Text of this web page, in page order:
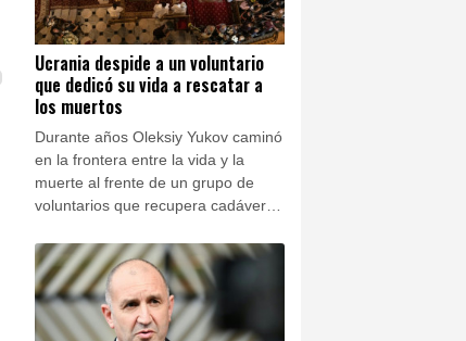
Ucrania despide a un voluntario
que dedicó su vida a rescatar a
los muertos
Durante años Oleksiy Yukov caminó
en la frontera entre la vida y la
muerte al frente de un grupo de
voluntarios que recupera cadáveres
frente de Ucrania.